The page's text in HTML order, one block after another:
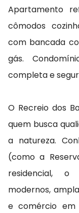
Apartamento
cômodos
com bancada
gás.
completa e
O Recreio dos
quem busca
a natureza.
(como a
residencial, o
modernos,
e comércio em